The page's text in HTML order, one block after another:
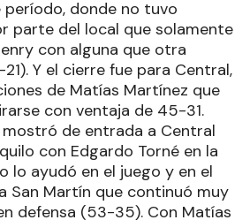
donde no tuvo
parte del local que solamente
con alguna que otra
Y el cierre fue para Central,
de Matías Martínez que
con ventaja de 45-31.
de entrada a Central
con Edgardo Torné en la
lo ayudó en el juego y en el
San Martín que continuó muy
defensa (53-35). Con Matías